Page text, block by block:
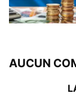
AUCUN